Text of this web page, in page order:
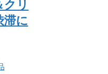
リ
滞に